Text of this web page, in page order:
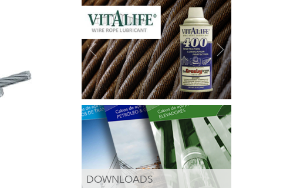
Previous Next
DOWNLOADS